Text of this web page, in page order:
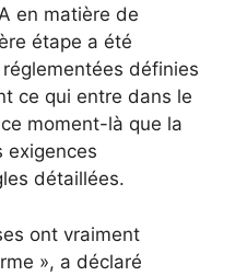
en matière de
étape a été
définies
ce qui entre dans le
ce moment-là que la
exigences
détaillées.
ont vraiment
», a déclaré